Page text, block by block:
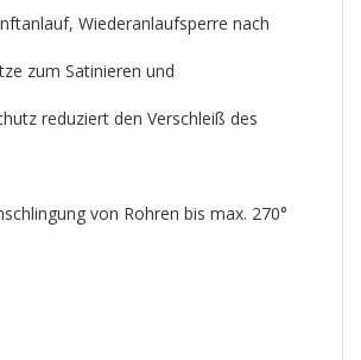
Wiederanlaufsperre nach
zum Satinieren und
reduziert den Verschleiß des
von Rohren bis max. 270°